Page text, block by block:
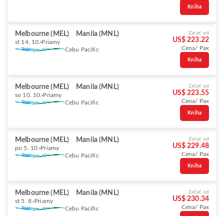
Kniha
Melbourne (MEL) Manila (MNL)
st 14. 10. Priamy
Cebu Pacific
Začať od
US$ 223.22
Cena/ Pax
Kniha
Melbourne (MEL) Manila (MNL)
so 10. 10. Priamy
Cebu Pacific
Začať od
US$ 223.55
Cena/ Pax
Kniha
Melbourne (MEL) Manila (MNL)
po 5. 10. Priamy
Cebu Pacific
Začať od
US$ 229.48
Cena/ Pax
Kniha
Melbourne (MEL) Manila (MNL)
st 5. 8. Priamy
Cebu Pacific
Začať od
US$ 230.34
Cena/ Pax